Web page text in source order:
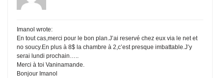
Imanol wrote:
En tout cas,merci pour le bon plan.J’ai reservé chez eux via le net et
no soucy.En plus à 8$ la chambre à 2,c’est presque imbattable.J’y
serai lundi prochain…..
Merci à toi Vaninamande.
Bonjour Imanol